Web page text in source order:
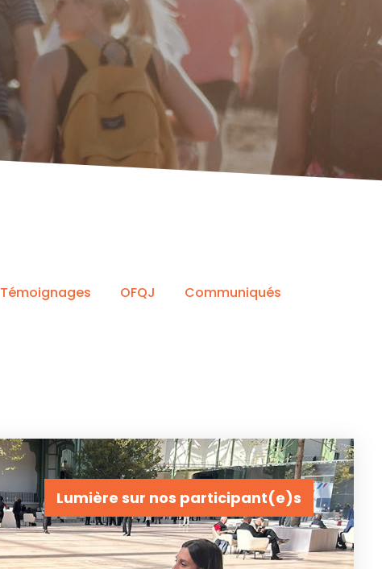
Témoignages OFQJ Communiqués
Lumière sur nos participant(e)s